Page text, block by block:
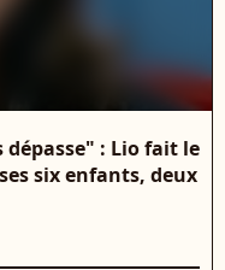
: Lio fait le
six enfants, deux